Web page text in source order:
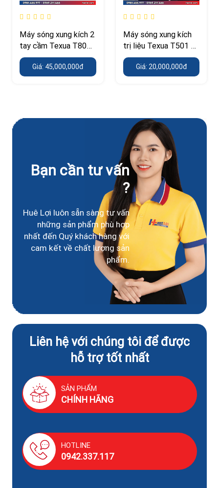
Máy sóng xung kích 2
tay cầm Texua T806
– công suất 500 W,
điều trị đồng thời 2
người bệnh
Giá: 45,000,000đ
Máy sóng xung kích
trị liệu Texua T501 –
áp suất 0,5–10 Bar, 7
đầu bắn
Giá: 20,000,000đ
Bạn cần tư vấn
?
Huê Lợi luôn sẵn sàng tư vấn
những sản phẩm phù hợp
nhất đến Quý khách hàng với
cam kết về chất lượng sản
phẩm.
Liên hệ với chúng tôi để được
hỗ trợ tốt nhất
SẢN PHẨM
CHÍNH HÃNG
HOTLINE
0942.337.117